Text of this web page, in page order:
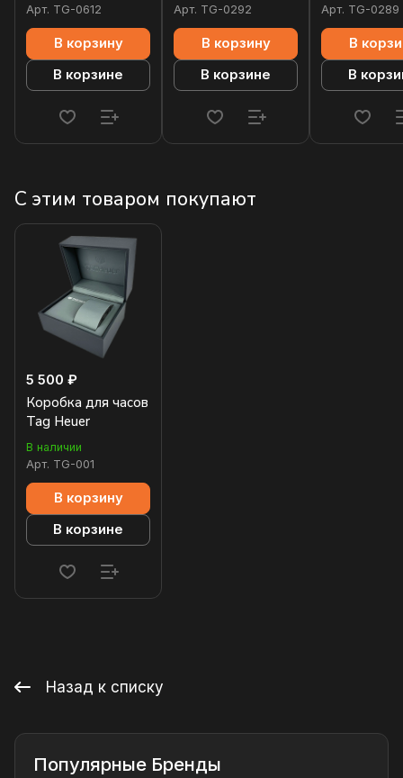
Арт. TG-0612
В корзину
В корзине
Арт. TG-0292
В корзину
В корзине
Арт. TG-0289
В
В
С этим товаром покупают
5 500 ₽
Коробка для часов
Tag Heuer
В наличии
Арт. TG-001
В корзину
В корзине
Назад к списку
Популярные Бренды